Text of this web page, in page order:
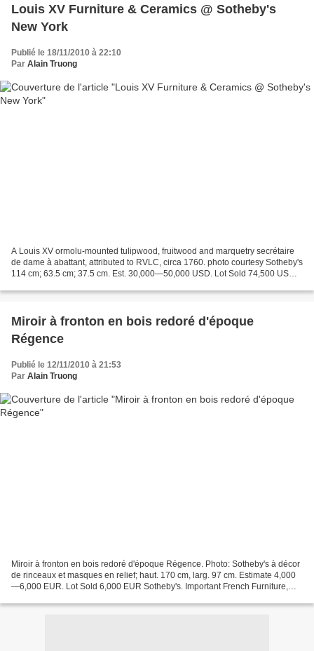
Louis XV Furniture & Ceramics @ Sotheby's
New York
Publié le 18/11/2010 à 22:10
Par Alain Truong
A Louis XV ormolu-mounted tulipwood, fruitwood and marquetry secrétaire
de dame à abattant, attributed to RVLC, circa 1760. photo courtesy Sotheby's
114 cm; 63.5 cm; 37.5 cm. Est. 30,000—50,000 USD. Lot Sold 74,500 USD
Miroir à fronton en bois redoré d'époque
Régence
Publié le 12/11/2010 à 21:53
Par Alain Truong
Miroir à fronton en bois redoré d'époque Régence. Photo: Sotheby's à décor
de rinceaux et masques en relief; haut. 170 cm, larg. 97 cm. Estimate 4,000
—6,000 EUR. Lot Sold 6,000 EUR Sotheby's. Important French Furniture,